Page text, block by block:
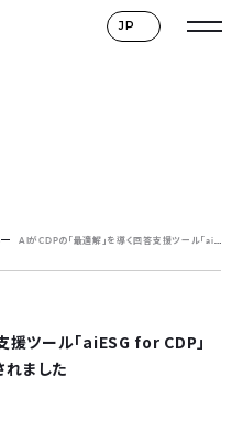
JP
AIがCDPの「最適解」を導く回答支援ツール「aiESG for CDP」について、日経GXに記事が掲載されました
援ツール「aiESG for CDP」
れました